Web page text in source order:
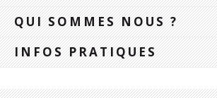
QUI SOMMES NOUS ?
INFOS PRATIQUES